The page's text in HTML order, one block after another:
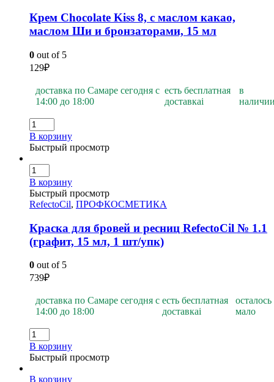
Крем Chocolate Kiss 8, с маслом какао,
маслом Ши и бронзаторами, 15 мл
0 out of 5
129₽
доставка по Самаре сегодня с
14:00 до 18:00
есть бесплатная
доставкаi
в
В корзину
Быстрый просмотр
В корзину
Быстрый просмотр
RefectoCil, ПРОФКОСМЕТИКА
Краска для бровей и ресниц RefectoCil № 1.1
(графит, 15 мл, 1 шт/упк)
0 out of 5
739₽
доставка по Самаре сегодня с
14:00 до 18:00
есть бесплатная
доставкаi
осталось
мало
В корзину
Быстрый просмотр
В корзину